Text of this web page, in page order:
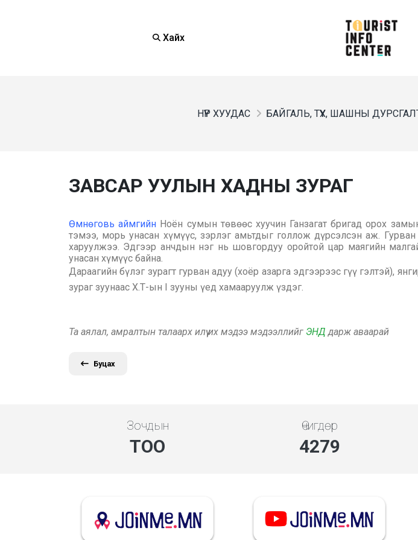
Хайх
НҮҮР ХУУДАС БАЙГАЛЬ, ТҮҮХ, ШАШНЫ
ЗАВСАР УУЛЫН ХАДНЫ ЗУРАГ
Өмнөговь аймгийн Ноён сумын төвөөс хуучин Ганзагат бригад орох
тэмээ, морь унасан хүмүүс, зэрлэг амьтдыг голлож дүрсэлсэн аж.
харуулжээ. Эдгээр анчдын нэг нь шовгордуу оройтой цар маягийн
унасан хүмүүс байна.
Дараагийн бүлэг зурагт гурван адуу (хоёр азарга эдгээрээс гүү гэлтэй),
зураг зуунаас Х.Т-ын I зууны үед хамааруулж үздэг.
Та аялал, амралтын талаарх илүү их мэдээ мэдээллийг ЭНД дарж аваарай
Буцах
Зочдын
ТОО
Өчигдөр
4279